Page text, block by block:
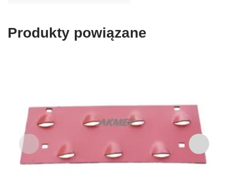
Produkty powiązane